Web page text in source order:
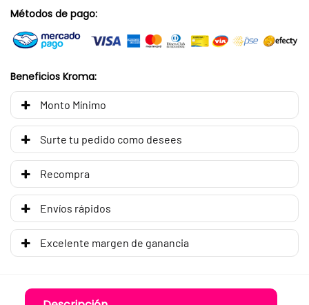
Métodos de pago:
Beneficios Kroma:
Monto Mínimo
Surte tu pedido como desees
Recompra
Envíos rápidos
Excelente margen de ganancia